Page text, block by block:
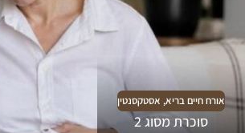
אורח חיים בריא, אסטקסנטין
סוכרת מסוג 2